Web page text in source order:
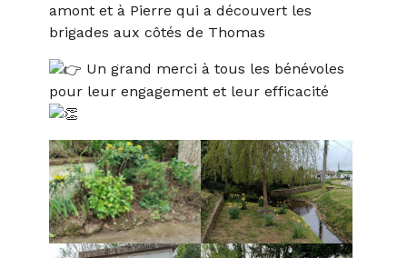
amont et à Pierre qui a découvert les
brigades aux côtés de Thomas
Un grand merci à tous les bénévoles
pour leur engagement et leur efficacité